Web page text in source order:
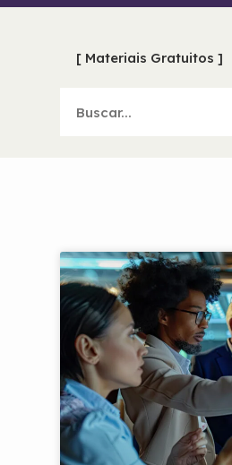
[ Materiais Gratuitos ]